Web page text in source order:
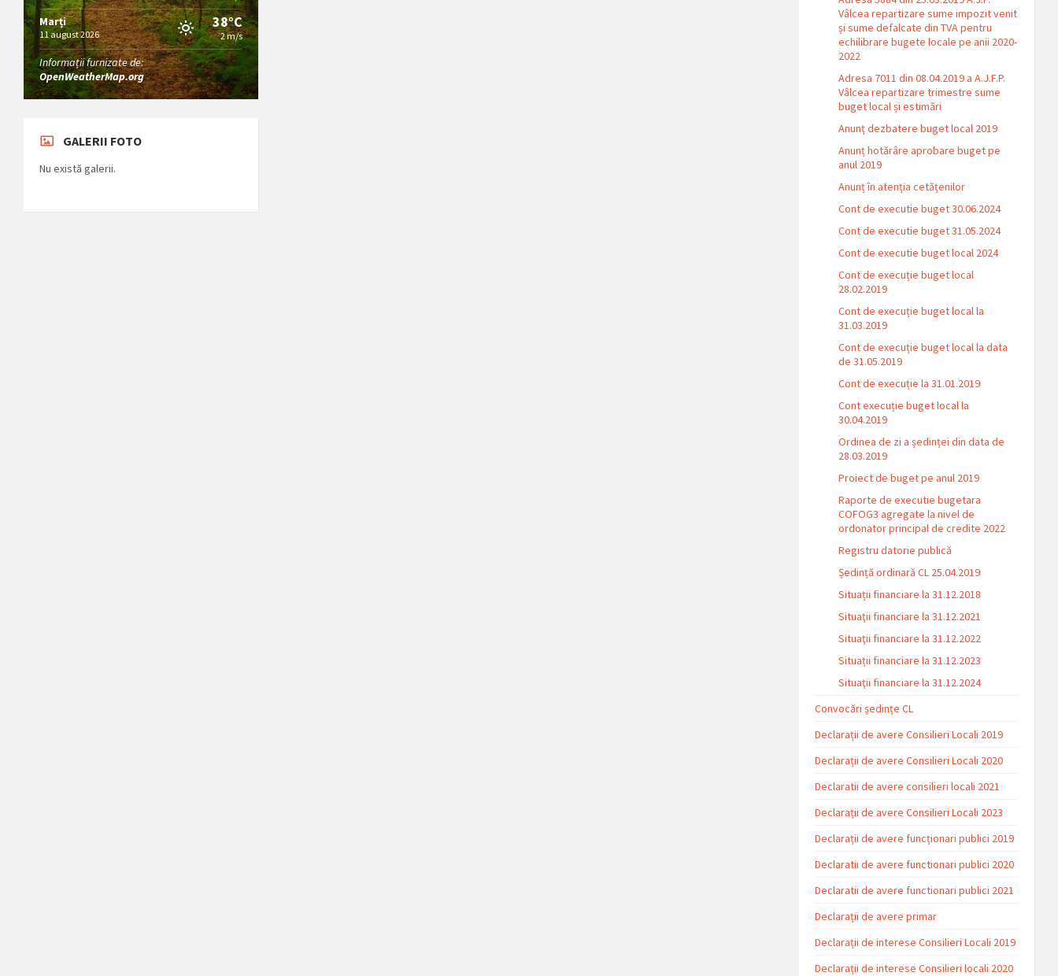
Marți
11 august 2026
38°C
2 m/s
Informații furnizate de:
OpenWeatherMap.org
GALERII FOTO
Nu există galerii.
Vâlcea repartizare sume impozit venit
și sume defalcate din TVA pentru
echilibrare bugete locale pe anii 2020-
2022
Adresa 7011 din 08.04.2019 a A.J.F.P.
Vâlcea repartizare trimestre sume
buget local și estimări
Anunț dezbatere buget local 2019
Anunț hotărâre aprobare buget pe
anul 2019
Anunț în atenția cetățenilor
Cont de executie buget 30.06.2024
Cont de executie buget 31.05.2024
Cont de executie buget local 2024
Cont de execuție buget local
28.02.2019
Cont de execuție buget local la
31.03.2019
Cont de execuție buget local la data
de 31.05.2019
Cont de execuție la 31.01.2019
Cont execuție buget local la
30.04.2019
Ordinea de zi a ședinței din data de
28.03.2019
Proiect de buget pe anul 2019
Raporte de executie bugetara
COFOG3 agregate la nivel de
ordonator principal de credite 2022
Registru datorie publică
Ședință ordinară CL 25.04.2019
Situații financiare la 31.12.2018
Situaţii financiare la 31.12.2021
Situaţii financiare la 31.12.2022
Situații financiare la 31.12.2023
Situaţii financiare la 31.12.2024
Convocări ședințe CL
Declarații de avere Consilieri Locali 2019
Declarații de avere Consilieri Locali 2020
Declaratii de avere consilieri locali 2021
Declarații de avere Consilieri Locali 2023
Declarații de avere funcționari publici 2019
Declaratii de avere functionari publici 2020
Declaratii de avere functionari publici 2021
Declarații de avere primar
Declarații de interese Consilieri Locali 2019
Declarații de interese Consilieri locali 2020